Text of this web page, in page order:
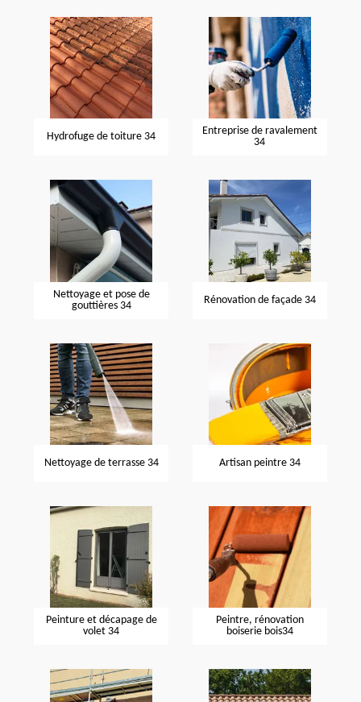
Hydrofuge de toiture 34
Entreprise de ravalement
34
Nettoyage et pose de
gouttières 34
Rénovation de façade 34
Nettoyage de terrasse 34 Artisan peintre 34
Peinture et décapage de
volet 34
Peintre, rénovation
boiserie bois34